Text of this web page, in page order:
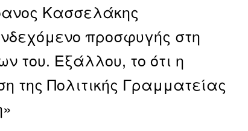
Κασσελάκης
προσφυγής στη
του. Εξάλλου, το ότι η
της Πολιτικής Γραμματείας